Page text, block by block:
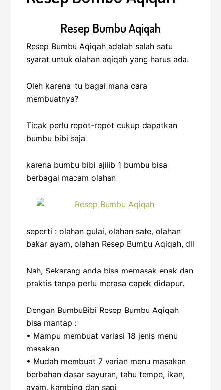
Resep Bumbu Aqiqah
Resep Bumbu Aqiqah adalah salah satu
syarat untuk olahan aqiqah yang harus ada.
Oleh karena itu bagai mana cara
membuatnya?
Tidak perlu repot-repot cukup dapatkan
bumbu bibi saja
karena bumbu bibi ajiiib 1 bumbu bisa
berbagai macam olahan
seperti : olahan gulai, olahan sate, olahan
bakar ayam, olahan Resep Bumbu Aqiqah, dll
Nah, Sekarang anda bisa memasak enak dan
praktis tanpa perlu merasa capek didapur.
Dengan BumbuBibi Resep Bumbu Aqiqah
bisa mantap :
• Mampu membuat variasi 18 jenis menu
masakan
• Mudah membuat 7 varian menu masakan
berbahan dasar sayuran, tahu tempe, ikan,
ayam, kambing dan sapi